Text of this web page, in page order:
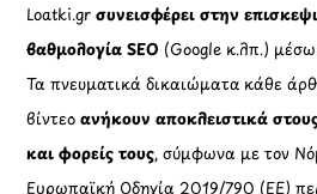
Loatki.gr συνεισφέρει στην
βαθμολογία SEO (Google κ.λπ.)
Τα πνευματικά δικαιώματα κάθε
βίντεοανήκουν αποκλειστικά
και φορείς τους, σύμφωνα με τον
Ευρωπαϊκή Οδηγία 2019/790 (ΕΕ)